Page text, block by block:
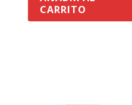
CARRITO